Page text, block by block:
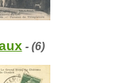
- (6)